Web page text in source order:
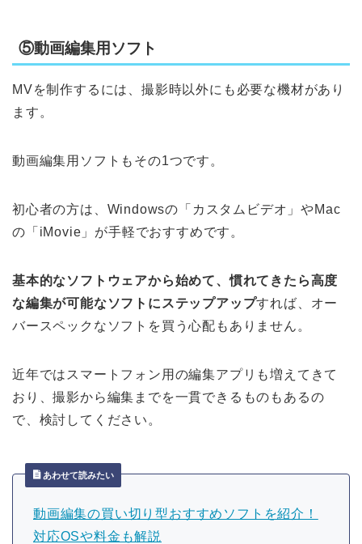
⑤動画編集用ソフト
MVを制作するには、撮影時以外にも必要な機材があり
ます。
動画編集用ソフトもその1つです。
初心者の方は、Windowsの「カスタムビデオ」やMac
の「iMovie」が手軽でおすすめです。
基本的なソフトウェアから始めて、慣れてきたら高度
な編集が可能なソフトにステップアップすれば、オー
バースペックなソフトを買う心配もありません。
近年ではスマートフォン用の編集アプリも増えてきて
おり、撮影から編集までを一貫できるものもあるの
で、検討してください。
あわせて読みたい
動画編集の買い切り型おすすめソフトを紹介！
対応OSや料金も解説